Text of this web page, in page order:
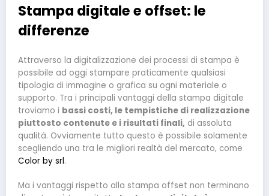
Stampa digitale e offset: le
differenze
Attraverso la digitalizzazione dei processi di stampa è
possibile ad oggi stampare praticamente qualsiasi
tipologia di immagine o grafica su ogni materiale o
supporto. Tra i principali vantaggi della stampa digitale
troviamo i bassi costi, le tempistiche di realizzazione
piuttosto contenute e i risultati finali, di assoluta
qualità. Ovviamente tutto questo è possibile solamente
scegliendo una tra le migliori realtà del mercato, come
Color by srl.
Ma i vantaggi rispetto alla stampa offset non terminano